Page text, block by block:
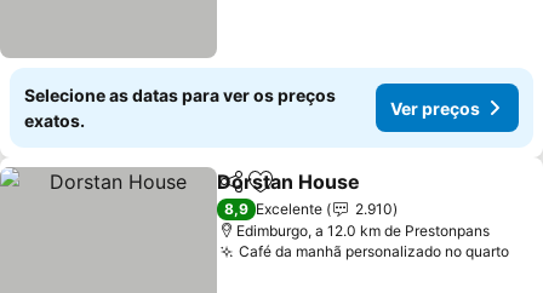
Selecione as datas para ver os preços
exatos.
Ver preços
PartilharAdicionar aos favoritos
Dorstan House
8,9 Excelente
2.910
Edimburgo, a 12.0 km de Prestonpans
Café da manhã personalizado no quarto